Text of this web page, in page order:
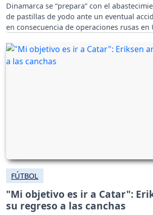
Dinamarca se “prepara” con el
de pastillas de yodo ante un eventual
en consecuencia de operaciones rusas en
FÚTBOL
"Mi objetivo es ir a Catar":
su regreso a las canchas